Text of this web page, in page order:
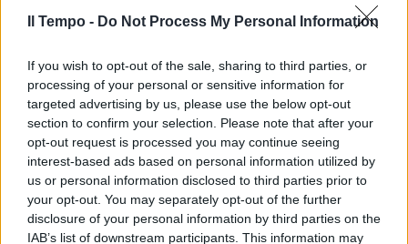
Il Tempo - Do Not Process My Personal Information
If you wish to opt-out of the sale, sharing to third parties, or
processing of your personal or sensitive information for
targeted advertising by us, please use the below opt-out
section to confirm your selection. Please note that after your
opt-out request is processed you may continue seeing
interest-based ads based on personal information utilized by
us or personal information disclosed to third parties prior to
your opt-out. You may separately opt-out of the further
disclosure of your personal information by third parties on the
IAB’s list of downstream participants. This information may
In evidenza